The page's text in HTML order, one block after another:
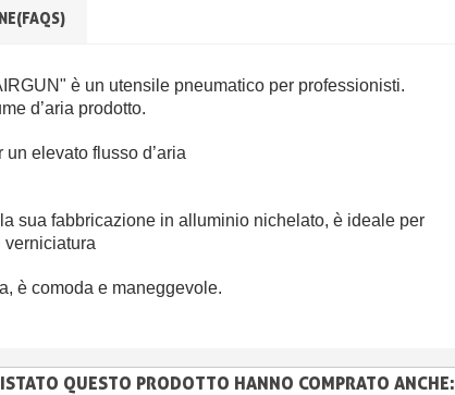
è un utensile pneumatico per professionisti.
d’aria prodotto.
elevato flusso d’aria
sua fabbricazione in alluminio nichelato, è ideale per
è comoda e maneggevole.
QUESTO PRODOTTO HANNO COMPRATO ANCHE: